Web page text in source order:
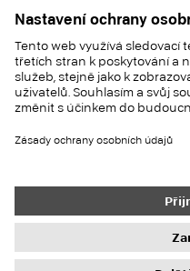
PRODUKTY
APLIKACE
SUSTAINABILITY
Kontakt Nákup Tiráž
Newsletter